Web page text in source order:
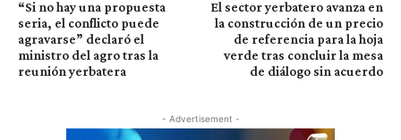
“Si no hay una propuesta
seria, el conflicto puede
agravarse” declaró el
ministro del agro tras la
reunión yerbatera
El sector yerbatero avanza en
la construcción de un precio
de referencia para la hoja
verde tras concluir la mesa
de diálogo sin acuerdo
- Advertisement -